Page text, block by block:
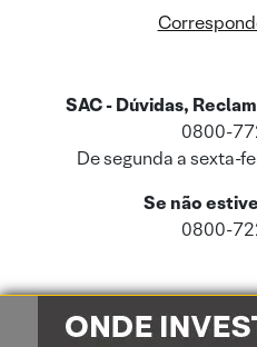
SAC - Dúvidas,
0800-
De segunda a sexta-
Se não
0800-
Este site usa cookies e dados
Cookies
e a nossa